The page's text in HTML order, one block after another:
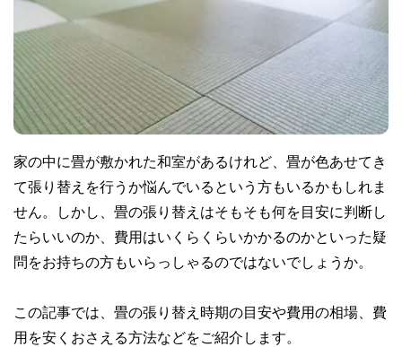
家の中に畳が敷かれた和室があるけれど、畳が色あせてき
て張り替えを行うか悩んでいるという方もいるかもしれま
せん。しかし、畳の張り替えはそもそも何を目安に判断し
たらいいのか、費用はいくらくらいかかるのかといった疑
問をお持ちの方もいらっしゃるのではないでしょうか。
この記事では、畳の張り替え時期の目安や費用の相場、費
用を安くおさえる方法などをご紹介します。